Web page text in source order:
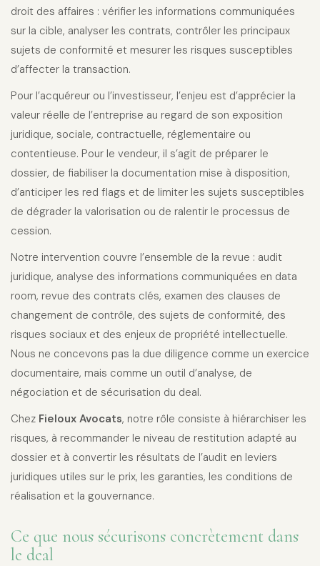
droit des affaires : vérifier les informations communiquées
sur la cible, analyser les contrats, contrôler les principaux
sujets de conformité et mesurer les risques susceptibles
d’affecter la transaction.
Pour l’acquéreur ou l’investisseur, l’enjeu est d’apprécier la
valeur réelle de l’entreprise au regard de son exposition
juridique, sociale, contractuelle, réglementaire ou
contentieuse. Pour le vendeur, il s’agit de préparer le
dossier, de fiabiliser la documentation mise à disposition,
d’anticiper les red flags et de limiter les sujets susceptibles
de dégrader la valorisation ou de ralentir le processus de
cession.
Notre intervention couvre l’ensemble de la revue : audit
juridique, analyse des informations communiquées en data
room, revue des contrats clés, examen des clauses de
changement de contrôle, des sujets de conformité, des
risques sociaux et des enjeux de propriété intellectuelle.
Nous ne concevons pas la due diligence comme un exercice
documentaire, mais comme un outil d’analyse, de
négociation et de sécurisation du deal.
Chez Fieloux Avocats, notre rôle consiste à hiérarchiser les
risques, à recommander le niveau de restitution adapté au
dossier et à convertir les résultats de l’audit en leviers
juridiques utiles sur le prix, les garanties, les conditions de
réalisation et la gouvernance.
Ce que nous sécurisons concrètement dans
le deal